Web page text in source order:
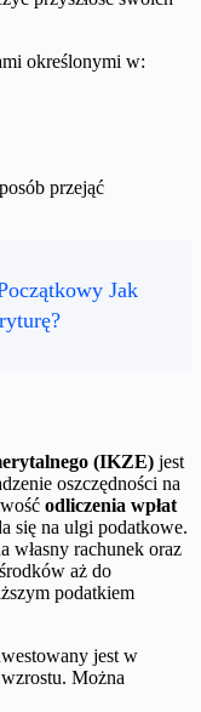
określonymi w:
przejąć
Jak
(IKZE) jest
oszczędności na
odliczenia wpłat
się na ulgi podatkowe.
własny rachunek oraz
aż do
podatkiem
jest w
Można